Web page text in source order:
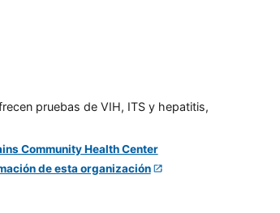
pruebas de VIH, ITS y hepatitis,
de esta organización